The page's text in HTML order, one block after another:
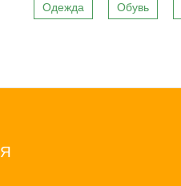
Одежда Обувь